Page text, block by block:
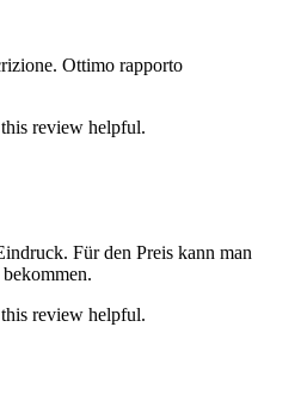
Ottimo rapporto
review helpful.
Für den Preis kann man
review helpful.